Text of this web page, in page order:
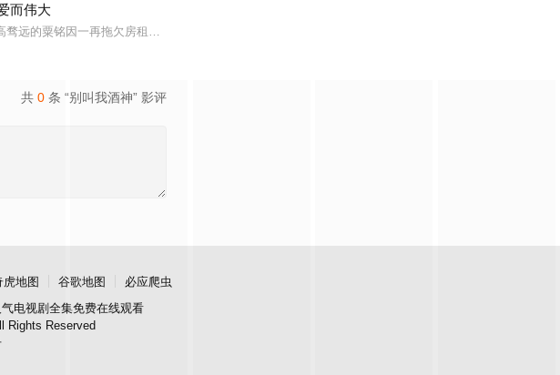
云生前往石牛寨所发生的故事。通
暴政，不听真言，最终导致大规模农民起义的故事。隋末至唐初，广征史
而伟大
骛远的粟铭因一再拖欠房租而被房东扫地出门，妻子也不堪忍受离他而去，粟铭独自带着6岁孩子，无路可
共 0 条 “别叫我酒神” 影评
虎地图 谷歌地图
必应爬虫
电视剧全集免费在线观看
Rights Reserved